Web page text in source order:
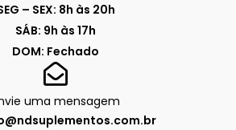
– SEX: 8h às 20h
SÁB: 9h às 17h
DOM: Fechado
uma mensagem